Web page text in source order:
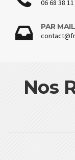
06 68 38
PAR MAIL
Nos